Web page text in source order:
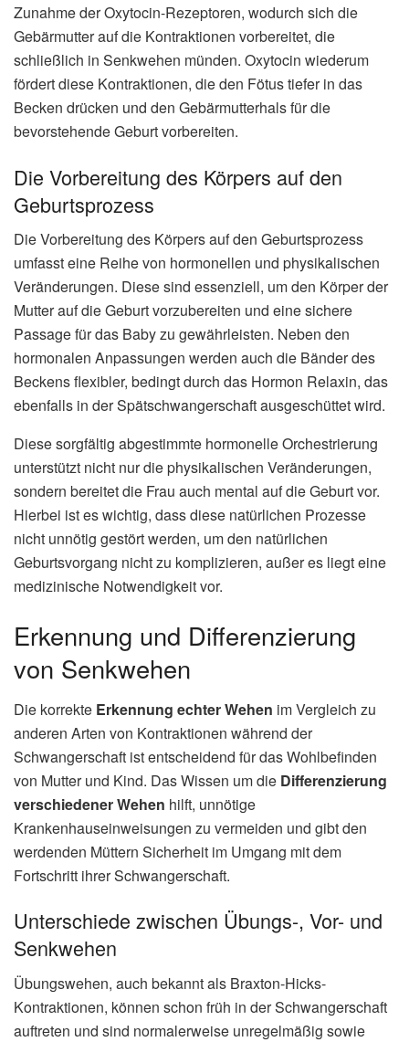
Zunahme der Oxytocin-Rezeptoren, wodurch sich die
Gebärmutter auf die Kontraktionen vorbereitet, die
schließlich in Senkwehen münden. Oxytocin wiederum
fördert diese Kontraktionen, die den Fötus tiefer in das
Becken drücken und den Gebärmutterhals für die
bevorstehende Geburt vorbereiten.
Die Vorbereitung des Körpers auf den
Geburtsprozess
Die Vorbereitung des Körpers auf den Geburtsprozess
umfasst eine Reihe von hormonellen und physikalischen
Veränderungen. Diese sind essenziell, um den Körper der
Mutter auf die Geburt vorzubereiten und eine sichere
Passage für das Baby zu gewährleisten. Neben den
hormonalen Anpassungen werden auch die Bänder des
Beckens flexibler, bedingt durch das Hormon Relaxin, das
ebenfalls in der Spätschwangerschaft ausgeschüttet wird.
Diese sorgfältig abgestimmte hormonelle Orchestrierung
unterstützt nicht nur die physikalischen Veränderungen,
sondern bereitet die Frau auch mental auf die Geburt vor.
Hierbei ist es wichtig, dass diese natürlichen Prozesse
nicht unnötig gestört werden, um den natürlichen
Geburtsvorgang nicht zu komplizieren, außer es liegt eine
medizinische Notwendigkeit vor.
Erkennung und Differenzierung
von Senkwehen
Die korrekte Erkennung echter Wehen im Vergleich zu
anderen Arten von Kontraktionen während der
Schwangerschaft ist entscheidend für das Wohlbefinden
von Mutter und Kind. Das Wissen um die Differenzierung
verschiedener Wehen hilft, unnötige
Krankenhauseinweisungen zu vermeiden und gibt den
werdenden Müttern Sicherheit im Umgang mit dem
Fortschritt ihrer Schwangerschaft.
Unterschiede zwischen Übungs-, Vor- und
Senkwehen
Übungswehen, auch bekannt als Braxton-Hicks-
Kontraktionen, können schon früh in der Schwangerschaft
auftreten und sind normalerweise unregelmäßig sowie